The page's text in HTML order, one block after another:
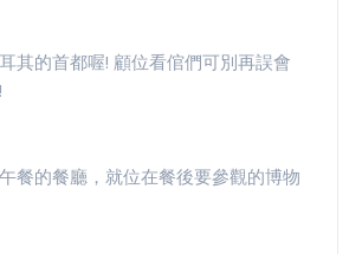
其的首都喔! 顧位看倌們可別再誤會
餐的餐廳，就位在餐後要參觀的博物